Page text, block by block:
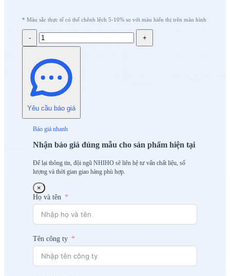
* Màu sắc thực tế có thể chênh lệch 5-10% so với màu hiển thị trên màn hình
- +
Yêu cầu báo giá
Báo giá nhanh
Nhận báo giá đúng mẫu cho sản phẩm hiện tại
Để lại thông tin, đội ngũ NHIHO sẽ liên hệ tư vấn chất liệu, số
lượng và thời gian giao hàng phù hợp.
×
Họ và tên
Tên công ty